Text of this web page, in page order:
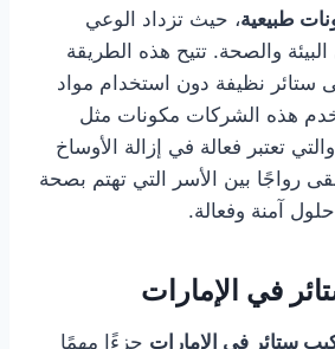
طبيعية، حيث تزداد الوعي
والصحة. تتيح هذه الطريقة
ستائر نظيفة دون استخدام مواد
هذه الشركات مكونات مثل
تعتبر فعالة في إزالة الأوساخ
رواجًا بين الأسر التي تهتم بصحة
آمنة وفعالة.
في الإمارات
ستائر في الإمارات جزءًا مهمًا